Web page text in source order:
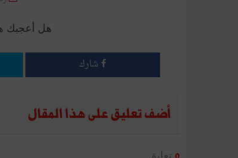
هل أعجبك
شارك
أضف تعليق على هذا المقال
تعليق